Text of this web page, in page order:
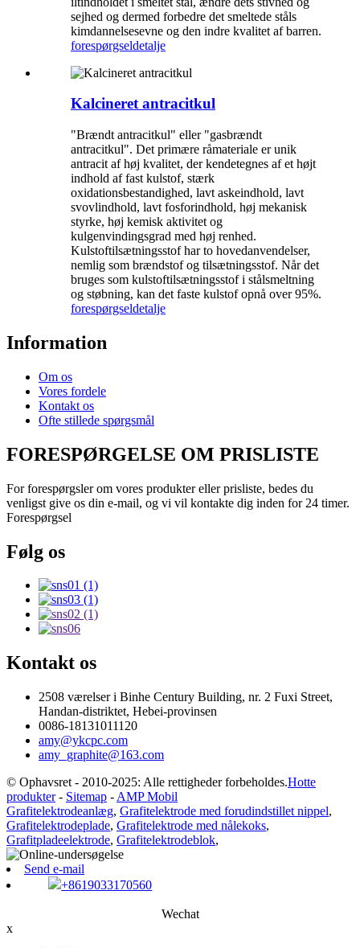
sejhed og dermed forbedre det smeltede ståls
kimdannelsesevne og den indre kvalitet af barren.
forespørgseldetalje
Kalcineret antracitkul
"Brændt antracitkul" eller "gasbrændt
antracitkul". Det primære råmateriale er unik
antracit af høj kvalitet, der kendetegnes af et højt
indhold af fast kulstof, stærk
oxidationsbestandighed, lavt askeindhold, lavt
svovlindhold, lavt fosforindhold, høj mekanisk
styrke, høj kemisk aktivitet og
kulgenvindingsgrad med høj renhed.
Kulstoftilsætningsstof har to hovedanvendelser,
nemlig som brændstof og tilsætningsstof. Når det
bruges som kulstoftilsætningsstof i stålsmeltning
og støbning, kan det faste kulstof opnå over 95%.
forespørgseldetalje
Information
Om os
Vores fordele
Kontakt os
Ofte stillede spørgsmål
FORESPØRGELSE OM PRISLISTE
For forespørgsler om vores produkter eller prisliste, bedes du
venligst give os din e-mail, og vi vil kontakte dig inden for 24 timer.
Forespørgsel
Følg os
Kontakt os
2508 værelser i Binhe Century Building, nr. 2 Fuxi Street,
Handan-distriktet, Hebei-provinsen
0086-18131011120
amy@ykcpc.com
amy_graphite@163.com
© Ophavsret - 2010-2025: Alle rettigheder forbeholdes.Hotte
produkter- Sitemap - AMP Mobil
Grafitelektrodeanlæg, Grafitelektrode med forudindstillet nippel,
Grafitelektrodeplade, Grafitelektrode med nålekoks,
Grafitpladeelektrode, Grafitelektrodeblok,
Send e-mail
+8619033170560
Wechat
x